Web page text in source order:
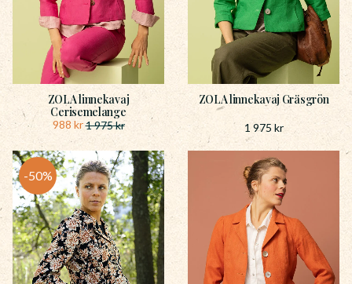
ZOLA linnekavaj
Cerisemelange
988 kr1 975kr
ZOLA linnekavaj Gräsgrön
1 975 kr
50%